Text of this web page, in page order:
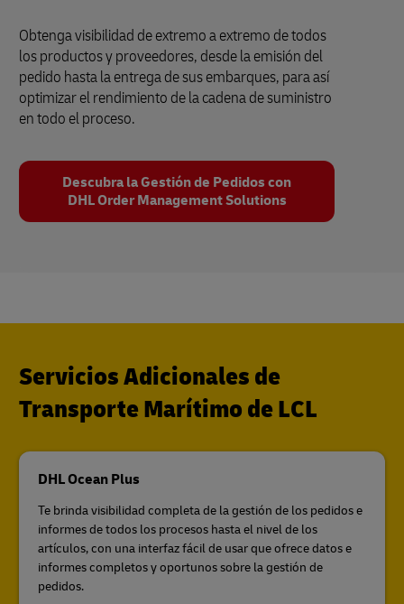
Obtenga visibilidad de extremo a extremo de todos
los productos y proveedores, desde la emisión del
pedido hasta la entrega de sus embarques, para así
optimizar el rendimiento de la cadena de suministro
en todo el proceso.
Descubra la Gestión de Pedidos con
DHL Order Management Solutions
Servicios Adicionales de
Transporte Marítimo de LCL
DHL Ocean Plus
Te brinda visibilidad completa de la gestión de los pedidos e
informes de todos los procesos hasta el nivel de los
artículos, con una interfaz fácil de usar que ofrece datos e
informes completos y oportunos sobre la gestión de
pedidos.